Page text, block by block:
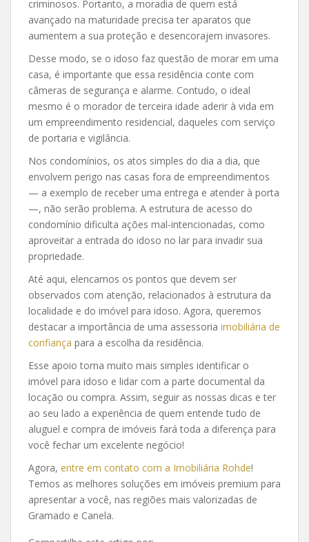
criminosos. Portanto, a moradia de quem está
avançado na maturidade precisa ter aparatos que
aumentem a sua proteção e desencorajem invasores.
Desse modo, se o idoso faz questão de morar em uma
casa, é importante que essa residência conte com
câmeras de segurança e alarme. Contudo, o ideal
mesmo é o morador de terceira idade aderir à vida em
um empreendimento residencial, daqueles com serviço
de portaria e vigilância.
Nos condomínios, os atos simples do dia a dia, que
envolvem perigo nas casas fora de empreendimentos
— a exemplo de receber uma entrega e atender à porta
—, não serão problema. A estrutura de acesso do
condomínio dificulta ações mal-intencionadas, como
aproveitar a entrada do idoso no lar para invadir sua
propriedade.
Até aqui, elencamos os pontos que devem ser
observados com atenção, relacionados à estrutura da
localidade e do imóvel para idoso. Agora, queremos
destacar a importância de uma assessoria imobiliária de
confiança para a escolha da residência.
Esse apoio torna muito mais simples identificar o
imóvel para idoso e lidar com a parte documental da
locação ou compra. Assim, seguir as nossas dicas e ter
ao seu lado a experiência de quem entende tudo de
aluguel e compra de imóveis fará toda a diferença para
você fechar um excelente negócio!
Agora, entre em contato com a Imobiliária Rohde!
Temos as melhores soluções em imóveis premium para
apresentar a você, nas regiões mais valorizadas de
Gramado e Canela.